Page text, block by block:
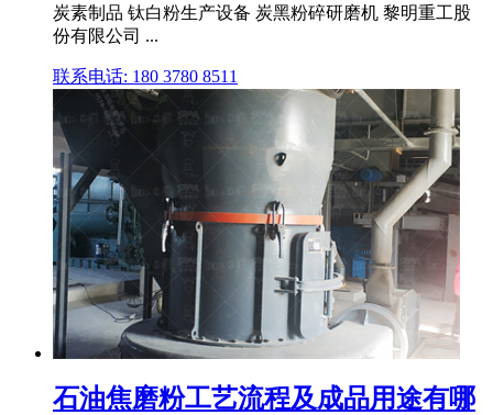
炭素制品 钛白粉生产设备 炭黑粉碎研磨机 黎明重工股
份有限公司 ...
联系电话: 180 3780 8511
石油焦磨粉工艺流程及成品用途有哪